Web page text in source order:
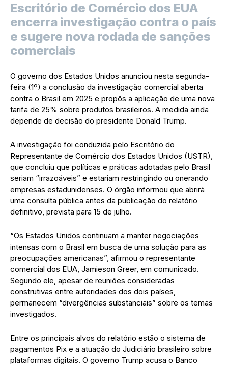
Escritório de Comércio dos EUA
encerra investigação contra o país
e sugere nova rodada de sanções
comerciais
O governo dos Estados Unidos anunciou nesta segunda-
feira (1º) a conclusão da investigação comercial aberta
contra o Brasil em 2025 e propôs a aplicação de uma nova
tarifa de 25% sobre produtos brasileiros. A medida ainda
depende de decisão do presidente Donald Trump.
A investigação foi conduzida pelo Escritório do
Representante de Comércio dos Estados Unidos (USTR),
que concluiu que políticas e práticas adotadas pelo Brasil
seriam “irrazoáveis” e estariam restringindo ou onerando
empresas estadunidenses. O órgão informou que abrirá
uma consulta pública antes da publicação do relatório
definitivo, prevista para 15 de julho.
“Os Estados Unidos continuam a manter negociações
intensas com o Brasil em busca de uma solução para as
preocupações americanas”, afirmou o representante
comercial dos EUA, Jamieson Greer, em comunicado.
Segundo ele, apesar de reuniões consideradas
construtivas entre autoridades dos dois países,
permanecem “divergências substanciais” sobre os temas
investigados.
Entre os principais alvos do relatório estão o sistema de
pagamentos Pix e a atuação do Judiciário brasileiro sobre
plataformas digitais. O governo Trump acusa o Banco